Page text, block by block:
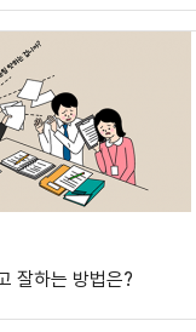
잘하는 방법은?